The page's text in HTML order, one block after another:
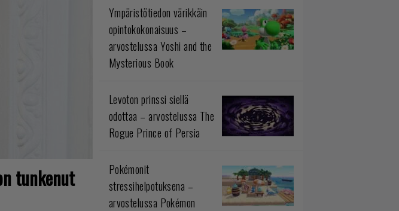
tunkenut
Ympäristötiedon värikkäin
opintokokonaisuus –
arvostelussa Yoshi and the
Mysterious Book
Levoton prinssi siellä
odottaa – arvostelussa The
Rogue Prince of Persia
Pokémonit
stressihelpotuksena –
arvostelussa Pokémon